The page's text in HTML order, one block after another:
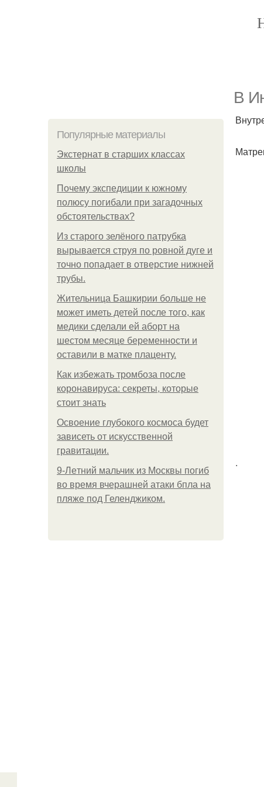
В
Популярные материалы
Экстернат в старших классах
школы
Почему экспедиции к южному
полюсу погибали при загадочных
обстоятельствах?
Из старого зелёного патрубка
вырывается струя по ровной дуге и
точно попадает в отверстие нижней
трубы.
Жительница Башкирии больше не
может иметь детей после того, как
медики сделали ей аборт на
шестом месяце беременности и
оставили в матке плаценту.
Как избежать тромбоза после
коронавируса: секреты, которые
стоит знать
Освоение глубокого космоса будет
зависеть от искусственной
гравитации.
9-Лeтний мaльчик из Москвы погиб
во время вчерашней атаки бпла на
пляже под Геленджиком.
.